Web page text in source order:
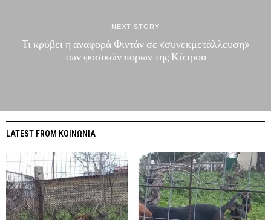
NEXT STORY
Τι κρύβει η αναφορά Φιντάν σε «συνεκμετάλλευση»
των φυσικών πόρων της Κύπρου
LATEST FROM ΚΟΙΝΩΝΙΑ